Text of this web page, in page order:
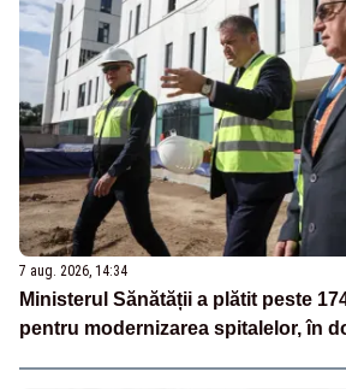
7 aug. 2026, 14:34
Ministerul Sănătății a plătit peste
pentru modernizarea spitalelor, în